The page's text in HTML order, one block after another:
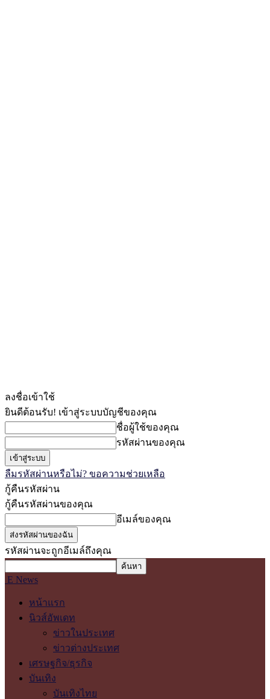
ลงชื่อเข้าใช้
ยินดีต้อนรับ! เข้าสู่ระบบบัญชีของคุณ
ชื่อผู้ใช้ของคุณ
รหัสผ่านของคุณ
ลืมรหัสผ่านหรือไม่? ขอความช่วยเหลือ
กู้คืนรหัสผ่าน
กู้คืนรหัสผ่านของคุณ
อีเมล์ของคุณ
รหัสผ่านจะถูกอีเมล์ถึงคุณ
E News
หน้าแรก
นิวส์อัพเดท
ข่าวในประเทศ
ข่าวต่างประเทศ
เศรษฐกิจ/ธุรกิจ
บันเทิง
บันเทิงไทย